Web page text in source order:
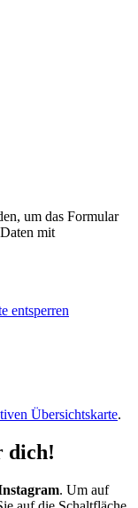
um das Formular
mit
entsperren
Übersichtskarte.
dich!
. Um auf